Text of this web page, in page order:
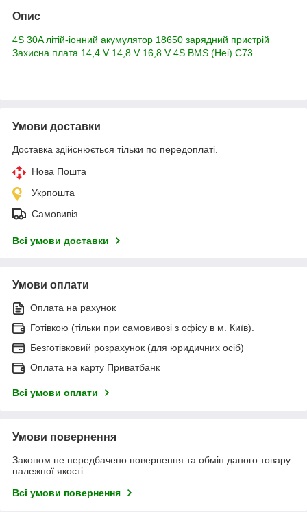
Опис
4S 30A літій-іонний акумулятор 18650 зарядний пристрій
Захисна плата 14,4 V 14,8 V 16,8 V 4S BMS (Hei) C73
Умови доставки
Доставка здійснюється тільки по передоплаті.
Нова Пошта
Укрпошта
Самовивіз
Всі умови доставки
Умови оплати
Оплата на рахунок
Готівкою (тільки при самовивозі з офісу в м. Київ).
Безготівковий розрахунок (для юридичних осіб)
Оплата на карту Приватбанк
Всі умови оплати
Умови повернення
Законом не передбачено повернення та обмін даного товару
належної якості
Всі умови повернення